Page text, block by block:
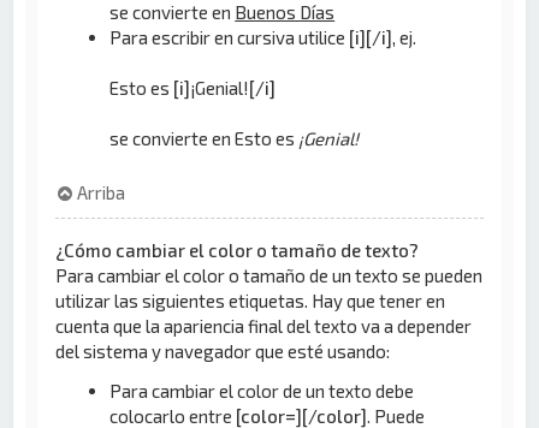
se convierte en Buenos Días
Para escribir en cursiva utilice [i][/i], ej.
Esto es [i]¡Genial![/i]
se convierte en Esto es ¡Genial!
Arriba
¿Cómo cambiar el color o tamaño de texto?
Para cambiar el color o tamaño de un texto se pueden
utilizar las siguientes etiquetas. Hay que tener en
cuenta que la apariencia final del texto va a depender
del sistema y navegador que esté usando:
Para cambiar el color de un texto debe
colocarlo entre [color=][/color] . Puede